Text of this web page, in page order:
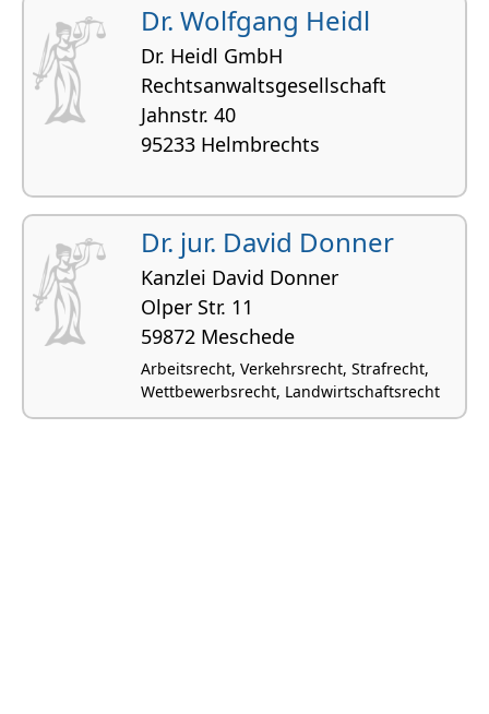
Dr. Wolfgang Heidl
Dr. Heidl GmbH
Rechtsanwaltsgesellschaft
Jahnstr. 40
95233 Helmbrechts
Dr. jur. David Donner
Kanzlei David Donner
Olper Str. 11
59872 Meschede
Arbeitsrecht, Verkehrsrecht, Strafrecht,
Wettbewerbsrecht, Landwirtschaftsrecht